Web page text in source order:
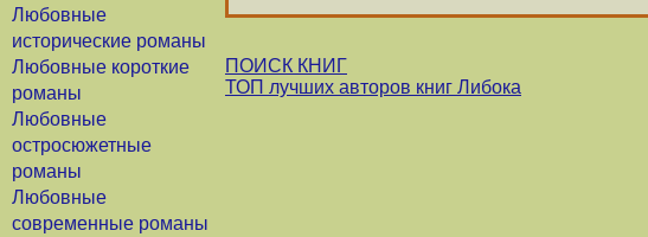
Любовные
исторические романы
Любовные короткие
романы
Любовные
остросюжетные
романы
Любовные
современные романы
ПОИСК КНИГ
ТОП лучших авторов книг Либока